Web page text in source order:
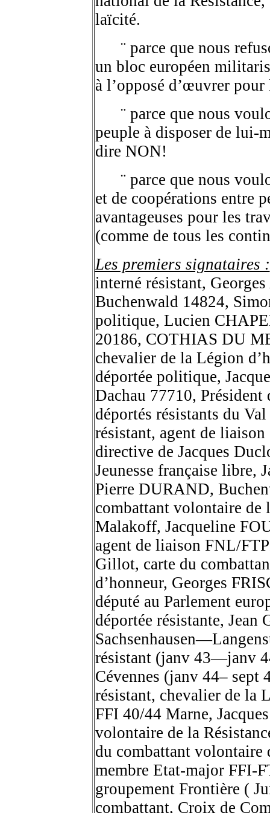
laïcité.
¨ parce que nous
un bloc européen
à l’opposé d’œuvrer
¨ parce que nous
peuple à disposer de lui-
dire NON!
¨ parce que nous
et de coopérations entre
avantageuses pour les
(comme de tous les
Les premiers signataires :
interné résistant,
Buchenwald 14824,
politique, Lucien
20186, COTHIAS DU
chevalier de la Légion
déportée politique,
Dachau 77710, Président
déportés résistants du
résistant, agent de
directive de Jacques
Jeunesse française libre,
Pierre DURAND,
combattant volontaire de
Malakoff, Jacqueline
agent de liaison FNL/
Gillot, carte du
d’honneur, Georges
député au Parlement
déportée résistante,
résistant (janv 43—janv
Cévennes (janv 44–
résistant, chevalier de la
FFI 40/44 Marne,
volontaire de la
du combattant volontaire
membre Etat-major FFI-
groupement Frontière (
combattant, Croix de